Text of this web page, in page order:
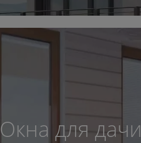
Окна для дачи